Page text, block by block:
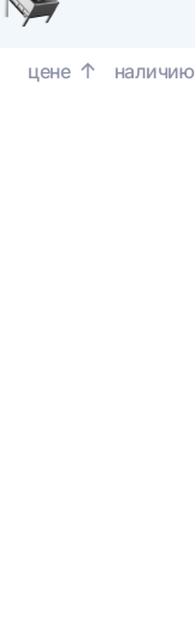
цене наличию